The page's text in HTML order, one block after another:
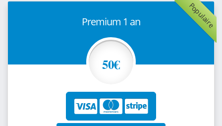
Populaire
Premium 1 an
50€